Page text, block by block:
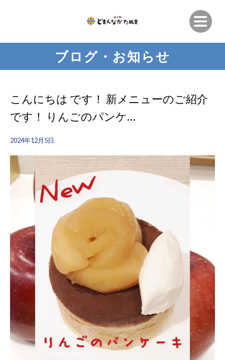
ブログ・お知らせ
こんにちは です！ 新メニューのご紹介
です！ りんごのパンケ…
2024年12月5日